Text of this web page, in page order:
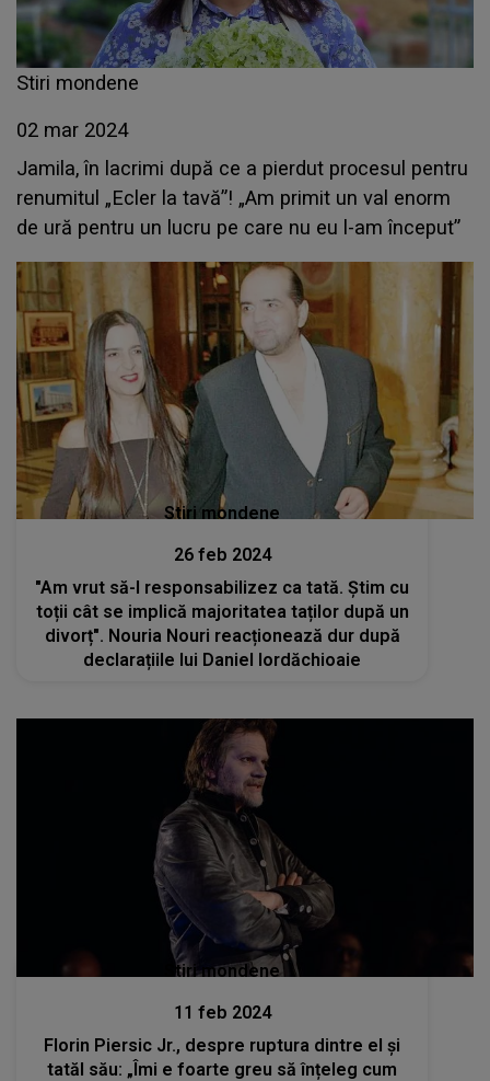
Stiri mondene
02 mar 2024
Jamila, în lacrimi după ce a pierdut procesul pentru
renumitul „Ecler la tavă”! „Am primit un val enorm
de ură pentru un lucru pe care nu eu l-am început”
Stiri mondene
26 feb 2024
"Am vrut să-l responsabilizez ca tată. Știm cu
toții cât se implică majoritatea taților după un
divorț". Nouria Nouri reacționează dur după
declarațiile lui Daniel Iordăchioaie
Stiri mondene
11 feb 2024
Florin Piersic Jr., despre ruptura dintre el și
tatăl său: „Îmi e foarte greu să înțeleg cum